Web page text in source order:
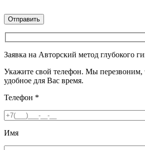
Заявка на Авторский метод глубокого
Укажите свой телефон. Мы перезвоним,
удобное для Вас время.
Телефон *
Имя